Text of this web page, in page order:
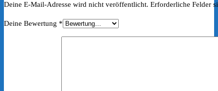
Deine E-Mail-Adresse wird nicht veröffentlicht. Erforderliche Felder
Deine Bewertung *